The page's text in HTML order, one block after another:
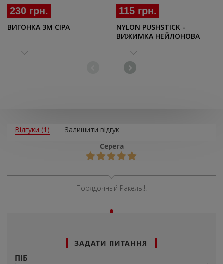
230 грн.
ВИГОНКА 3М СІРА
115 грн.
NYLON PUSHSTICK -
ВИЖИМКА НЕЙЛОНОВА
Відгуки (1)
Залишити відгук
Серега
Порядочный Ракель!!!
ЗАДАТИ ПИТАННЯ
ПІБ